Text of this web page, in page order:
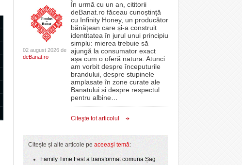
02 august 2026 de
deBanat.ro
În urmă cu un an, cititorii
deBanat.ro făceau cunoștință
cu Infinity Honey, un producător
bănățean care și-a construit
identitatea în jurul unui principiu
simplu: mierea trebuie să
ajungă la consumator exact
așa cum o oferă natura. Atunci
am vorbit despre începuturile
brandului, despre stupinele
amplasate în zone curate ale
Banatului și despre respectul
pentru albine
Citeşte tot articolul
Citește și alte articole pe aceeași temă:
Family Time Fest a transformat comuna Șag